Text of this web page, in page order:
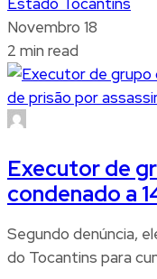
Novembro 18
2 min read
Executor de
condenado a
Segundo denúncia,
do Tocantins para